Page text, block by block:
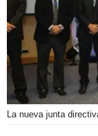
La nueva junta